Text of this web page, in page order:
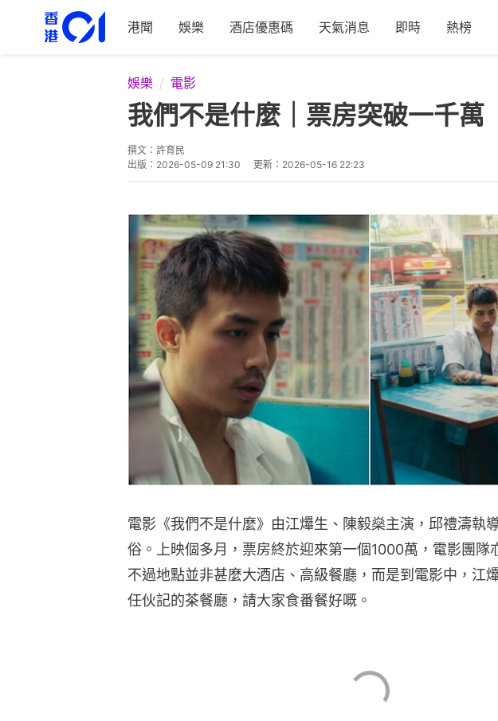
港聞 娛樂 酒店優惠碼 天氣消息 即時 熱榜
娛樂 電影
我們不是什麼｜票房突破一千
撰文： 許育民
出版： 2026-05-09 21:30 更新： 2026-05-16 22:23
電影《我們不是什麼》由江𤒹生、陳毅燊主演，邱禮濤執
俗。上映個多月，票房終於迎來第一個1000萬，電影團隊
不過地點並非甚麼大酒店、高級餐廳，而是到電影中，江
任伙記的茶餐廳，請大家食番餐好嘅。